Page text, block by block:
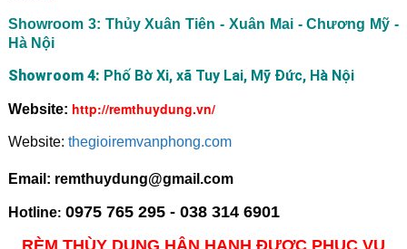
Showroom 3: Thủy Xuân Tiên - Xuân Mai - Chương Mỹ -
Hà Nội
Showroom 4: Phố Bờ Xi, xã Tuy Lai, Mỹ Đức, Hà Nội
Website: http://remthuydung.vn/
Website: thegioiremvanphong.com
Email: remthuydung@gmail.com
Hotline: 0975 765 295 - 038 314 6901
RÈM THÙY DUNG HÂN HẠNH ĐƯỢC PHỤC VỤ